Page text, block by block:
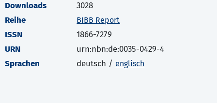
Downloads
3028
Reihe
BIBB Report
ISSN
1866-7279
URN
urn:nbn:de:0035-0429-4
Sprachen
deutsch / englisch